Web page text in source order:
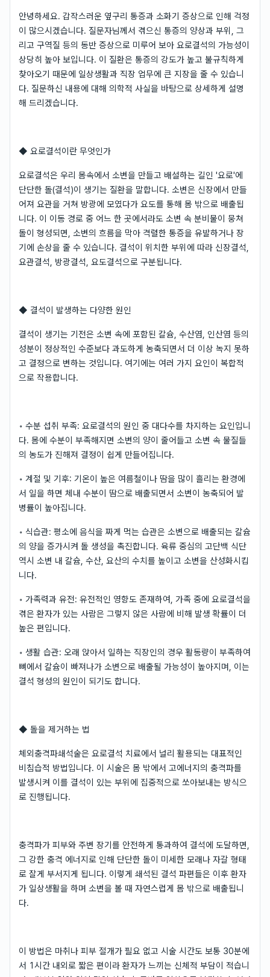
안녕하세요. 갑작스러운 옆구리 통증과 소화기 증상으로 인해 걱정
이 많으시겠습니다. 질문자님께서 겪으신 통증의 양상과 부위, 그
리고 구역질 등의 동반 증상으로 미루어 보아 요로결석의 가능성이
상당히 높아 보입니다. 이 질환은 통증의 강도가 높고 불규칙하게
찾아오기 때문에 일상생활과 직장 업무에 큰 지장을 줄 수 있습니
다. 질문하신 내용에 대해 의학적 사실을 바탕으로 상세하게 설명
해 드리겠습니다.
◆ 요로결석이란 무엇인가
요로결석은 우리 몸속에서 소변을 만들고 배설하는 길인 '요로'에
단단한 돌(결석)이 생기는 질환을 말합니다. 소변은 신장에서 만들
어져 요관을 거쳐 방광에 모였다가 요도를 통해 몸 밖으로 배출됩
니다. 이 이동 경로 중 어느 한 곳에서라도 소변 속 분비물이 뭉쳐
돌이 형성되면, 소변의 흐름을 막아 격렬한 통증을 유발하거나 장
기에 손상을 줄 수 있습니다. 결석이 위치한 부위에 따라 신장결석,
요관결석, 방광결석, 요도결석으로 구분됩니다.
◆ 결석이 발생하는 다양한 원인
결석이 생기는 기전은 소변 속에 포함된 칼슘, 수산염, 인산염 등의
성분이 정상적인 수준보다 과도하게 농축되면서 더 이상 녹지 못하
고 결정으로 변하는 것입니다. 여기에는 여러 가지 요인이 복합적
으로 작용합니다.
◦ 수분 섭취 부족: 요로결석의 원인 중 대다수를 차지하는 요인입니
다. 몸에 수분이 부족해지면 소변의 양이 줄어들고 소변 속 물질들
의 농도가 진해져 결정이 쉽게 만들어집니다.
◦ 계절 및 기후: 기온이 높은 여름철이나 땀을 많이 흘리는 환경에
서 일을 하면 체내 수분이 땀으로 배출되면서 소변이 농축되어 발
병률이 높아집니다.
◦ 식습관: 평소에 음식을 짜게 먹는 습관은 소변으로 배출되는 칼슘
의 양을 증가시켜 돌 생성을 촉진합니다. 육류 중심의 고단백 식단
역시 소변 내 칼슘, 수산, 요산의 수치를 높이고 소변을 산성화시킵
니다.
◦ 가족력과 유전: 유전적인 영향도 존재하여, 가족 중에 요로결석을
겪은 환자가 있는 사람은 그렇지 않은 사람에 비해 발생 확률이 더
높은 편입니다.
◦ 생활 습관: 오래 앉아서 일하는 직장인의 경우 활동량이 부족하여
뼈에서 칼슘이 빠져나가 소변으로 배출될 가능성이 높아지며, 이는
결석 형성의 원인이 되기도 합니다.
◆ 돌을 제거하는 법
체외충격파쇄석술은 요로결석 치료에서 널리 활용되는 대표적인
비침습적 방법입니다. 이 시술은 몸 밖에서 고에너지의 충격파를
발생시켜 이를 결석이 있는 부위에 집중적으로 쏘아보내는 방식으
로 진행됩니다.
충격파가 피부와 주변 장기를 안전하게 통과하여 결석에 도달하면,
그 강한 충격 에너지로 인해 단단한 돌이 미세한 모래나 자갈 형태
로 잘게 부서지게 됩니다. 이렇게 쇄석된 결석 파편들은 이후 환자
가 일상생활을 하며 소변을 볼 때 자연스럽게 몸 밖으로 배출됩니
다.
이 방법은 마취나 피부 절개가 필요 없고 시술 시간도 보통 30분에
서 1시간 내외로 짧은 편이라 환자가 느끼는 신체적 부담이 적습니